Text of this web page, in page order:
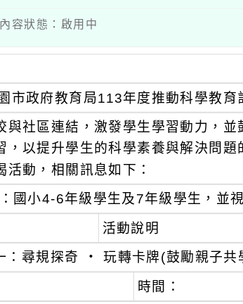
容狀態：啟用中
市政府教育局113年度推動科學教育
與社區連結，激發學生學習動力，
，以提升學生的科學素養與解決問題
活動，相關訊息如下：
國小4-6年級學生及7年級學生，並
活動說明
：尋規探奇 ‧ 玩轉卡牌(鼓勵親子共
時間：